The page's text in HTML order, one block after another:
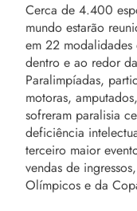
Cerca de 4.400
mundo estarão
em 22 modalidades
dentro e ao redor
Paralimpíadas,
motoras,
sofreram paralisia
deficiência
terceiro maior
vendas de
Olímpicos e da